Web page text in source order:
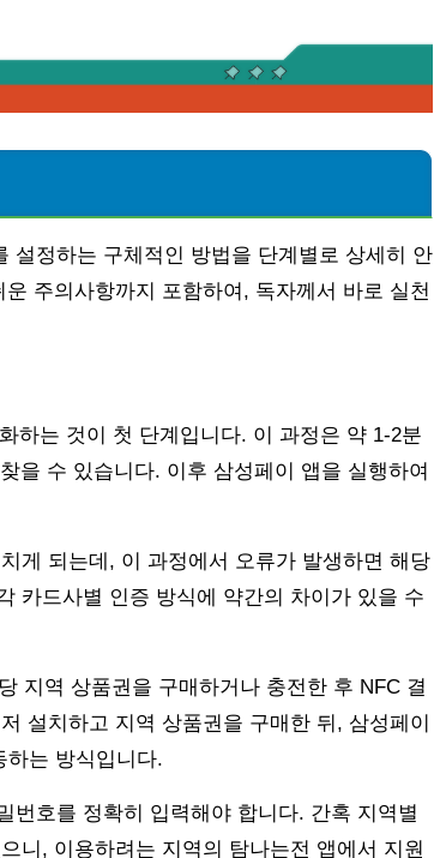
설정하는 구체적인 방법을 단계별로 상세히 안
주의사항까지 포함하여, 독자께서 바로 실천
하는 것이 첫 단계입니다. 이 과정은 약 1-2분
을 수 있습니다. 이후 삼성페이 앱을 실행하여
게 되는데, 이 과정에서 오류가 발생하면 해당
카드사별 인증 방식에 약간의 차이가 있을 수
지역 상품권을 구매하거나 충전한 후 NFC 결
설치하고 지역 상품권을 구매한 뒤, 삼성페이
하는 방식입니다.
번호를 정확히 입력해야 합니다. 간혹 지역별
니, 이용하려는 지역의 탐나는전 앱에서 지원